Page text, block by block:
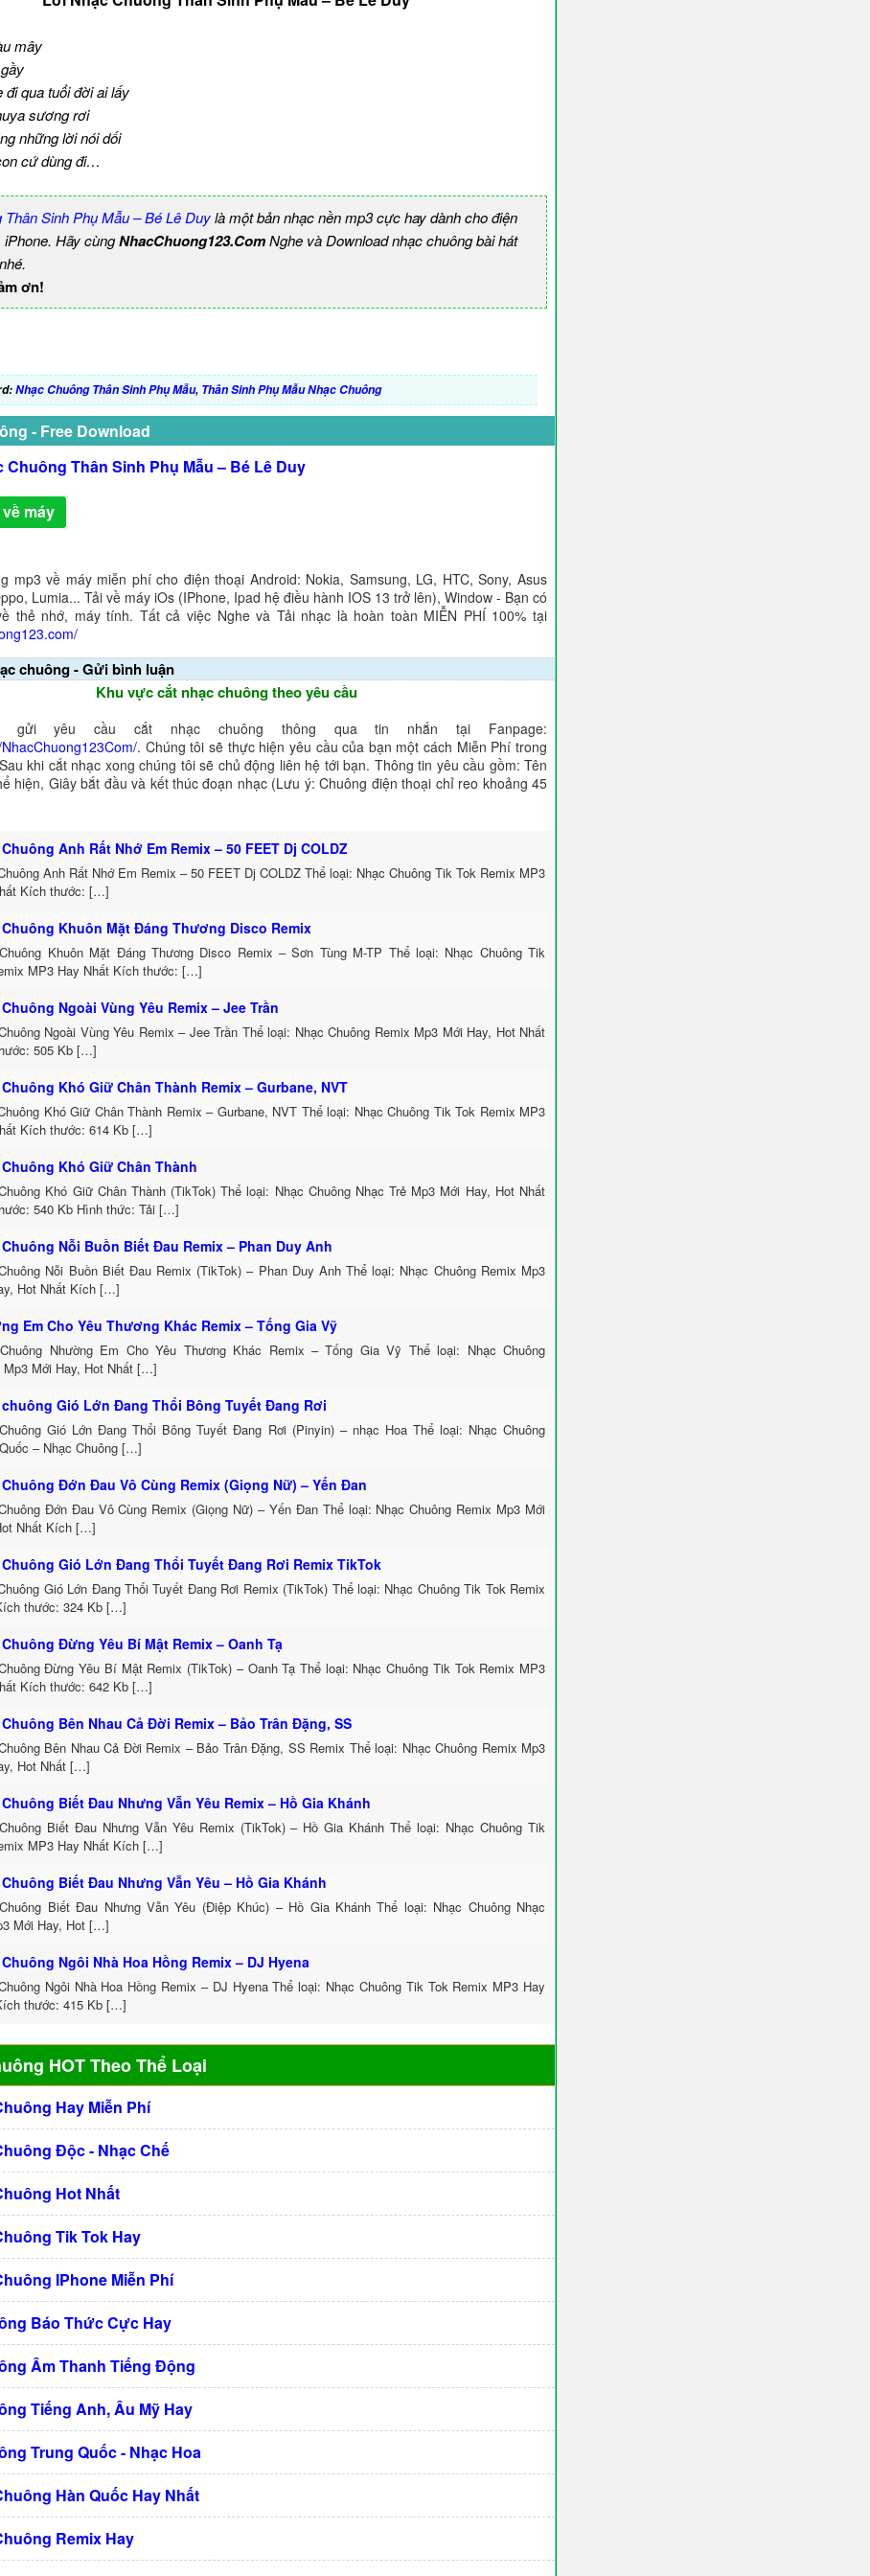
mâу
đi qua tuổi đời ai lấу
sương rơi
những lời nói dối
cứ dùng đi…
Thân Sinh Phụ Mẫu – Bé Lê Duylà một bản nhạc nền mp3 cực hay dành cho điện
iPhone. Hãy cùngNhacChuong123.ComNghe và Download nhạc chuông bài hát
ơn!
Nhạc Chuông Thân Sinh Phụ Mẫu, Thân Sinh Phụ Mẫu Nhạc Chuông
- Free Download
Chuông Thân Sinh Phụ Mẫu – Bé Lê Duy
máy
mp3 về máy miễn phí cho điện thoại Android: Nokia, Samsung, LG, HTC, Sony, Asus
Lumia... Tải về máy iOs (IPhone, Ipad hệ điều hành IOS 13 trở lên), Window - Bạn có
thẻ nhớ, máy tính. Tất cả việc Nghe và Tải nhạc là hoàn toàn MIỄN PHÍ 100% tại
chuông - Gửi bình luận
Khu vực cắt nhạc chuông theo yêu cầu
gửi yêu cầu cắt nhạc chuông thông qua tin nhắn tại Fanpage:
. Chúng tôi sẽ thực hiện yêu cầu của bạn một cách Miễn Phí trong
khi cắt nhạc xong chúng tôi sẽ chủ động liên hệ tới bạn. Thông tin yêu cầu gồm: Tên
hiện, Giây bắt đầu và kết thúc đoạn nhạc (Lưu ý: Chuông điện thoại chỉ reo khoảng 45
Anh Rất Nhớ Em Remix – 50 FEET Dj COLDZ
Anh Rất Nhớ Em Remix – 50 FEET Dj COLDZ Thể loại: Nhạc Chuông Tik Tok Remix MP3
Kích thước: […]
Chuông Khuôn Mặt Đáng Thương Disco Remix
Khuôn Mặt Đáng Thương Disco Remix – Sơn Tùng M-TP Thể loại: Nhạc Chuông Tik
MP3 Hay Nhất Kích thước: […]
Ngoài Vùng Yêu Remix – Jee Trần
Ngoài Vùng Yêu Remix – Jee Trần Thể loại: Nhạc Chuông Remix Mp3 Mới Hay, Hot Nhất
505 Kb […]
Khó Giữ Chân Thành Remix – Gurbane, NVT
Khó Giữ Chân Thành Remix – Gurbane, NVT Thể loại: Nhạc Chuông Tik Tok Remix MP3
Kích thước: 614 Kb […]
Khó Giữ Chân Thành
Khó Giữ Chân Thành (TikTok) Thể loại: Nhạc Chuông Nhạc Trẻ Mp3 Mới Hay, Hot Nhất
540 Kb Hình thức: Tải […]
Nỗi Buồn Biết Đau Remix – Phan Duy Anh
Nỗi Buồn Biết Đau Remix (TikTok) – Phan Duy Anh Thể loại: Nhạc Chuông Remix Mp3
Hot Nhất Kích […]
Em Cho Yêu Thương Khác Remix – Tống Gia Vỹ
Nhường Em Cho Yêu Thương Khác Remix – Tống Gia Vỹ Thể loại: Nhạc Chuông
Mp3 Mới Hay, Hot Nhất […]
chuông Gió Lớn Đang Thổi Bông Tuyết Đang Rơi
Gió Lớn Đang Thổi Bông Tuyết Đang Rơi (Pinyin) – nhạc Hoa Thể loại: Nhạc Chuông
– Nhạc Chuông […]
Chuông Đớn Đau Vô Cùng Remix (Giọng Nữ) – Yến Đan
Đớn Đau Vô Cùng Remix (Giọng Nữ) – Yến Đan Thể loại: Nhạc Chuông Remix Mp3 Mới
Nhất Kích […]
Chuông Gió Lớn Đang Thổi Tuyết Đang Rơi Remix TikTok
Gió Lớn Đang Thổi Tuyết Đang Rơi Remix (TikTok) Thể loại: Nhạc Chuông Tik Tok Remix
thước: 324 Kb […]
Đừng Yêu Bí Mật Remix – Oanh Tạ
Đừng Yêu Bí Mật Remix (TikTok) – Oanh Tạ Thể loại: Nhạc Chuông Tik Tok Remix MP3
Kích thước: 642 Kb […]
Bên Nhau Cả Đời Remix – Bảo Trân Đặng, SS
Bên Nhau Cả Đời Remix – Bảo Trân Đặng, SS Remix Thể loại: Nhạc Chuông Remix Mp3
Hot Nhất […]
Biết Đau Nhưng Vẫn Yêu Remix – Hồ Gia Khánh
Biết Đau Nhưng Vẫn Yêu Remix (TikTok) – Hồ Gia Khánh Thể loại: Nhạc Chuông Tik
MP3 Hay Nhất Kích […]
Biết Đau Nhưng Vẫn Yêu – Hồ Gia Khánh
Biết Đau Nhưng Vẫn Yêu (Điệp Khúc) – Hồ Gia Khánh Thể loại: Nhạc Chuông Nhạc
Mới Hay, Hot […]
Ngôi Nhà Hoa Hồng Remix – DJ Hyena
Ngôi Nhà Hoa Hồng Remix – DJ Hyena Thể loại: Nhạc Chuông Tik Tok Remix MP3 Hay
thước: 415 Kb […]
HOT Theo Thể Loại
Hay Miễn Phí
Độc - Nhạc Chế
Hot Nhất
Tik Tok Hay
IPhone Miễn Phí
Báo Thức Cực Hay
Âm Thanh Tiếng Động
Tiếng Anh, Âu Mỹ Hay
Trung Quốc - Nhạc Hoa
Hàn Quốc Hay Nhất
Remix Hay